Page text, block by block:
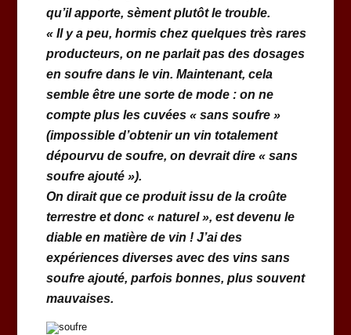
qu’il apporte, sèment plutôt le trouble.
« Il y a peu, hormis chez quelques très rares
producteurs, on ne parlait pas des dosages
en soufre dans le vin. Maintenant, cela
semble être une sorte de mode : on ne
compte plus les cuvées « sans soufre »
(impossible d’obtenir un vin totalement
dépourvu de soufre, on devrait dire « sans
soufre ajouté »).
On dirait que ce produit issu de la croûte
terrestre et donc « naturel », est devenu le
diable en matière de vin ! J’ai des
expériences diverses avec des vins sans
soufre ajouté, parfois bonnes, plus souvent
mauvaises.